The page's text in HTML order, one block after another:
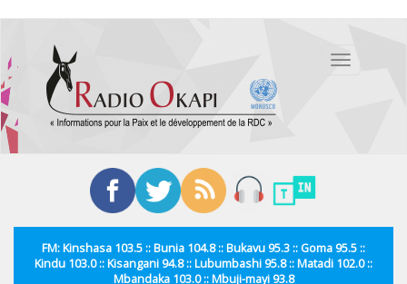
contenu
principal
Toggle
FM: Kinshasa 103.5 :: Bunia 104.8 :: Bukavu 95.3 :: Goma 95.5 ::
Kindu 103.0 :: Kisangani 94.8 :: Lubumbashi 95.8 :: Matadi 102.0 ::
Mbandaka 103.0 :: Mbuji-mayi 93.8